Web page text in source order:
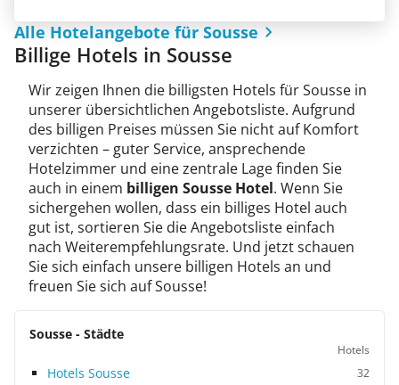
Alle Hotelangebote für Sousse
Billige Hotels in Sousse
Wir zeigen Ihnen die billigsten Hotels für Sousse in
unserer übersichtlichen Angebotsliste. Aufgrund
des billigen Preises müssen Sie nicht auf Komfort
verzichten – guter Service, ansprechende
Hotelzimmer und eine zentrale Lage finden Sie
auch in einem billigen Sousse Hotel. Wenn Sie
sichergehen wollen, dass ein billiges Hotel auch
gut ist, sortieren Sie die Angebotsliste einfach
nach Weiterempfehlungsrate. Und jetzt schauen
Sie sich einfach unsere billigen Hotels an und
freuen Sie sich auf Sousse!
Sousse - Städte
Hotels
Hotels Sousse 32